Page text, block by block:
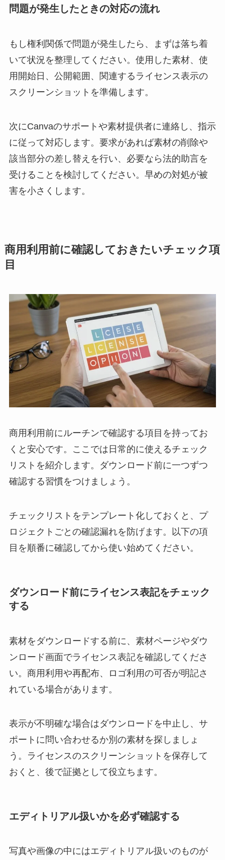
問題が発生したときの対応の流れ
もし権利関係で問題が発生したら、まずは落ち着
いて状況を整理してください。使用した素材、使
用開始日、公開範囲、関連するライセンス表示の
スクリーンショットを準備します。
次にCanvaのサポートや素材提供者に連絡し、指示
に従って対応します。要求があれば素材の削除や
該当部分の差し替えを行い、必要なら法的助言を
受けることを検討してください。早めの対処が被
害を小さくします。
商用利用前に確認しておきたいチェック項
目
商用利用前にルーチンで確認する項目を持ってお
くと安心です。ここでは日常的に使えるチェック
リストを紹介します。ダウンロード前に一つずつ
確認する習慣をつけましょう。
チェックリストをテンプレート化しておくと、プ
ロジェクトごとの確認漏れを防げます。以下の項
目を順番に確認してから使い始めてください。
ダウンロード前にライセンス表記をチェック
する
素材をダウンロードする前に、素材ページやダウ
ンロード画面でライセンス表記を確認してくださ
い。商用利用や再配布、ロゴ利用の可否が明記さ
れている場合があります。
表示が不明確な場合はダウンロードを中止し、サ
ポートに問い合わせるか別の素材を探しましょ
う。ライセンスのスクリーンショットを保存して
おくと、後で証拠として役立ちます。
エディトリアル扱いかを必ず確認する
写真や画像の中にはエディトリアル扱いのものが